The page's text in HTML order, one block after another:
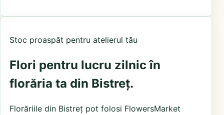
Stoc proaspăt pentru atelierul tău
Flori pentru lucru zilnic în
florăria ta din Bistreț.
Florăriile din Bistreț pot folosi FlowersMarket